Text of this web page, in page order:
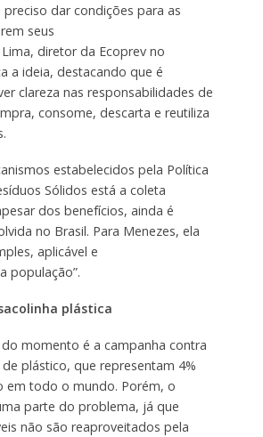
dar condições para as
seus
diretor da Ecoprev no
a ideia, destacando que é
clareza nas responsabilidades de
consome, descarta e reutiliza
estabelecidos pela Política
Sólidos está a coleta
dos benefícios, ainda é
no Brasil. Para Menezes, ela
aplicável e
população”.
plástica
momento é a campanha contra
plástico, que representam 4%
em todo o mundo. Porém, o
parte do problema, já que
não são reaproveitados pela